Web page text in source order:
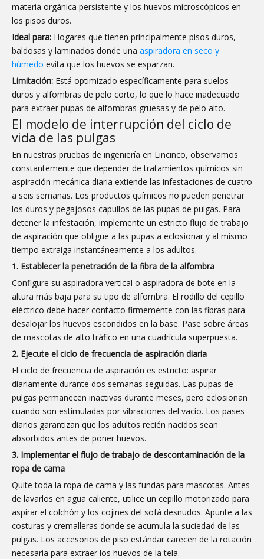
materia orgánica persistente y los huevos microscópicos en
los pisos duros.
Ideal para: Hogares que tienen principalmente pisos duros,
baldosas y laminados donde una aspiradora en seco y
húmedo evita que los huevos se esparzan.
Limitación: Está optimizado específicamente para suelos
duros y alfombras de pelo corto, lo que lo hace inadecuado
para extraer pupas de alfombras gruesas y de pelo alto.
El modelo de interrupción del ciclo de
vida de las pulgas
En nuestras pruebas de ingeniería en Lincinco, observamos
constantemente que depender de tratamientos químicos sin
aspiración mecánica diaria extiende las infestaciones de cuatro
a seis semanas. Los productos químicos no pueden penetrar
los duros y pegajosos capullos de las pupas de pulgas. Para
detener la infestación, implemente un estricto flujo de trabajo
de aspiración que obligue a las pupas a eclosionar y al mismo
tiempo extraiga instantáneamente a los adultos.
1. Establecer la penetración de la fibra de la alfombra
Configure su aspiradora vertical o aspiradora de bote en la
altura más baja para su tipo de alfombra. El rodillo del cepillo
eléctrico debe hacer contacto firmemente con las fibras para
desalojar los huevos escondidos en la base. Pase sobre áreas
de mascotas de alto tráfico en una cuadrícula superpuesta.
2. Ejecute el ciclo de frecuencia de aspiración diaria
El ciclo de frecuencia de aspiración es estricto: aspirar
diariamente durante dos semanas seguidas. Las pupas de
pulgas permanecen inactivas durante meses, pero eclosionan
cuando son estimuladas por vibraciones del vacío. Los pases
diarios garantizan que los adultos recién nacidos sean
absorbidos antes de poner huevos.
3. Implementar el flujo de trabajo de descontaminación de la
ropa de cama
Quite toda la ropa de cama y las fundas para mascotas. Antes
de lavarlos en agua caliente, utilice un cepillo motorizado para
aspirar el colchón y los cojines del sofá desnudos. Apunte a las
costuras y cremalleras donde se acumula la suciedad de las
pulgas. Los accesorios de piso estándar carecen de la rotación
necesaria para extraer los huevos de la tela.